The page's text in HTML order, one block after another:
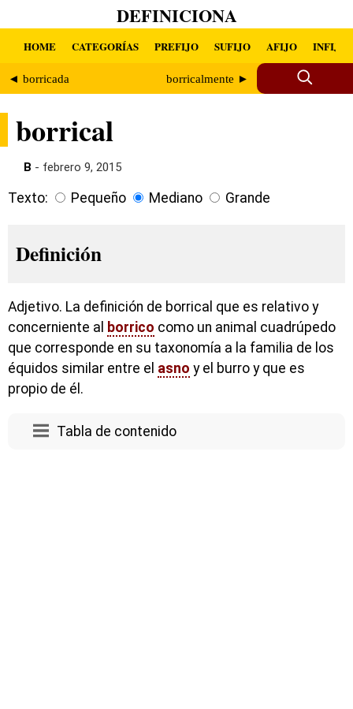
DEFINICIONA
HOME CATEGORÍAS PREFIJO SUFIJO AFIJO INFIJO
◄ borricada borricalmente ►
borrical
B - febrero 9, 2015
Texto: Pequeño Mediano Grande
Definición
Adjetivo. La definición de borrical que es relativo y
concerniente al borrico como un animal cuadrúpedo
que corresponde en su taxonomía a la familia de los
équidos similar entre el asno y el burro y que es
propio de él.
Tabla de contenido